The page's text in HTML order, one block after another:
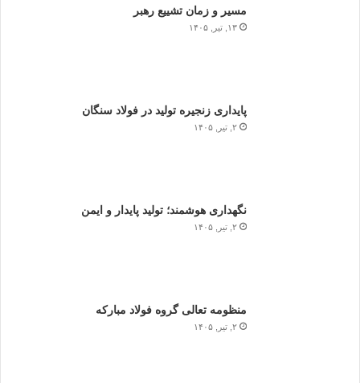
مسیر و زمان تشییع رهبر
۱۳, تیر, ۱۴۰۵
پایداری زنجیره تولید در فولاد سنگان
۲, تیر, ۱۴۰۵
نگهداری هوشمند؛ تولید پایدار و ایمن
۲, تیر, ۱۴۰۵
منظومه تعالی گروه فولاد مبارکه
۲, تیر, ۱۴۰۵